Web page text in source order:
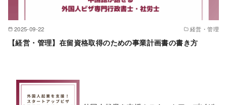
2025-09-22 経営・管理
【経営・管理】在留資格取得のための事業計画書の書き方